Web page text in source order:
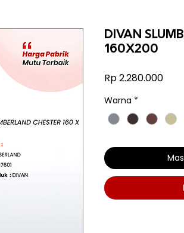
DIVAN
160X200
Rp 2.280.000Harga
Warna *